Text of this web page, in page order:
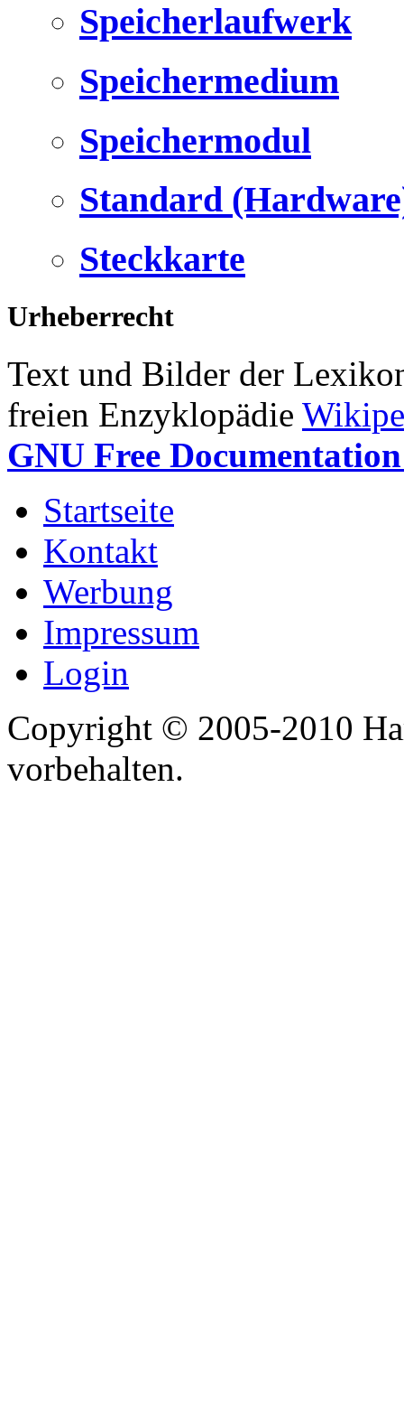
Speicherlaufwerk
Speichermedium
Speichermodul
Standard
Steckkarte
Urheberrecht
Text und Bilder der
freien Enzyklopädie
GNU Free
Startseite
Kontakt
Werbung
Impressum
Login
Copyright © 2005-2010
vorbehalten.